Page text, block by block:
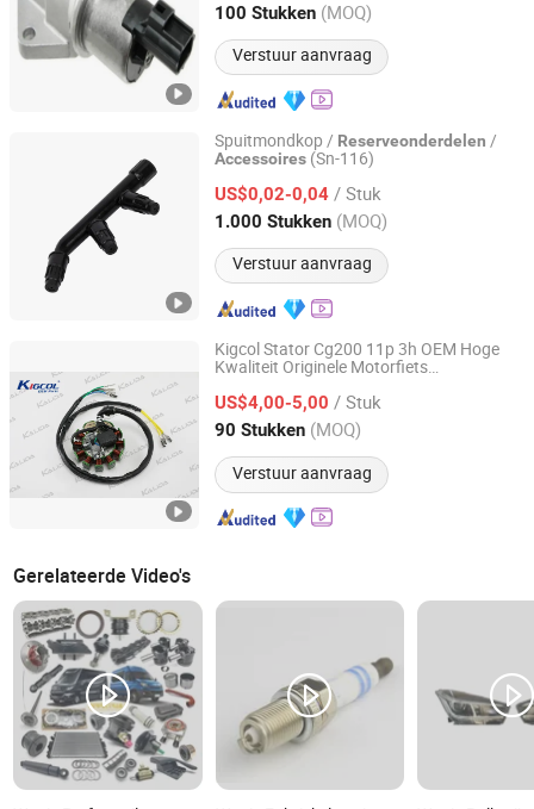
100 Stukken (MOQ)
Verstuur aanvraag
Zhejiang, China Sinds 2024
Spuitmondkop / Reserveonderdelen /
Accessoires (Sn-116)
US$0,02-0,04 / Stuk
1.000 Stukken (MOQ)
Verstuur aanvraag
TAIZHOU TIANYI AGRICULTURE & FORESTRY
MACHINERY CO., LTD.
Zhejiang, China Sinds 2019
Kigcol Stator Cg200 11p 3h OEM Hoge
Kwaliteit Originele Motorfiets
AccessoiresGeschikt voor
Honda/Akt/Italika/Zs
US$4,00-5,00 / Stuk
90 Stukken (MOQ)
Verstuur aanvraag
Chongqing Kalida Industry Co., Ltd.
Chongqing, China Sinds 2023
Gerelateerde Video's